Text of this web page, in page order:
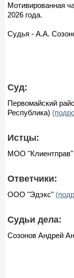
Мотивированная
2026 года.
Судья - А.А.
Суд:
Первомайский
Республика)
Истцы:
МОО "Клиентправ"
Ответчики:
ООО "Эдэкс"
Судьи дела:
Созонов Андрей